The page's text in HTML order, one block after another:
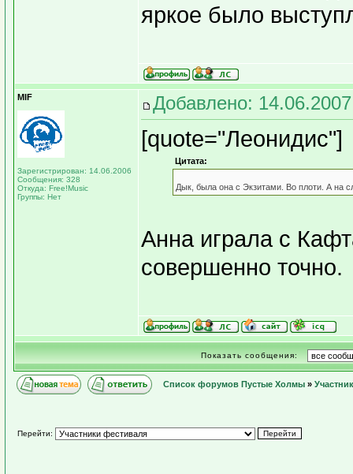
яркое было
MIF
Зарегистрирован: 14.06.2006
Сообщения: 328
Откуда: Free!Music
Группы: Нет
Добавлено:
[quote="Леонидис"]
Цитата:
Дык, была она с Экзитами. Во плоти. А на
Анна играла с
совершенно точно.
Показать сообщения:
Список форумов Пустые Холмы »
Перейти: